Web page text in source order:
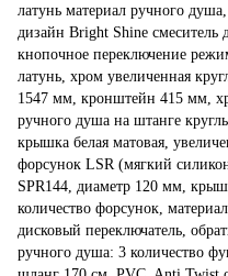
латунь материал ручного
дизайн Bright Shine смеситель
кнопочное переключение
латунь, хром увеличенная
1547 мм, кронштейн 415 мм,
ручного душа на штанге
крышка белая матовая,
форсунок LSR (мягкий
SPR144, диаметр 120 мм,
количество форсунок,
дисковый переключатель,
ручного душа: 3 количество